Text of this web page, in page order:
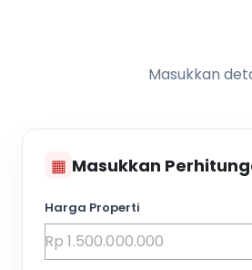
Masukkan
▦ Masukkan
Harga Properti